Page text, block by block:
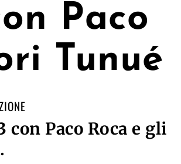
Paco
Tunué
con Paco Roca e gli